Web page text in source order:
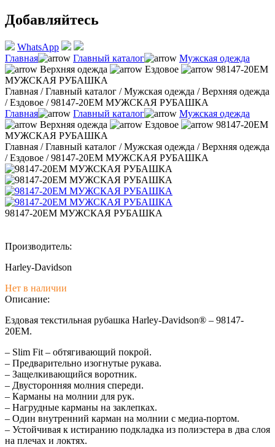
Добавляйтесь
WhatsApp
Главная
Главный каталог
Мужская одежда
Верхняя одежда
Ездовое
98147-20EM
МУЖСКАЯ РУБАШКА
Главная /Главный каталог /Мужская одежда /Верхняя одежда
/Ездовое /98147-20EM МУЖСКАЯ РУБАШКА
Главная
Главный каталог
Мужская одежда
Верхняя одежда
Ездовое
98147-20EM
МУЖСКАЯ РУБАШКА
Главная /Главный каталог /Мужская одежда /Верхняя одежда
/Ездовое /98147-20EM МУЖСКАЯ РУБАШКА
98147-20EM МУЖСКАЯ РУБАШКА
Производитель:
Harley-Davidson
Нет в наличии
Описание:
Ездовая текстильная рубашка Harley-Davidson® – 98147-
20EM.
– Slim Fit – обтягивающий покрой.
– Предварительно изогнутые рукава.
– Защелкивающийся воротник.
– Двусторонняя молния спереди.
– Карманы на молнии для рук.
– Нагрудные карманы на заклепках.
– Один внутренний карман на молнии с медиа-портом.
– Устойчивая к истиранию подкладка из полиэстера в два слоя
на плечах и локтях.